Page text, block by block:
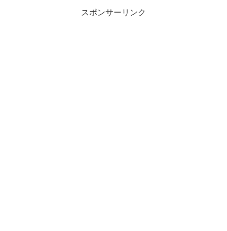
スポンサーリンク